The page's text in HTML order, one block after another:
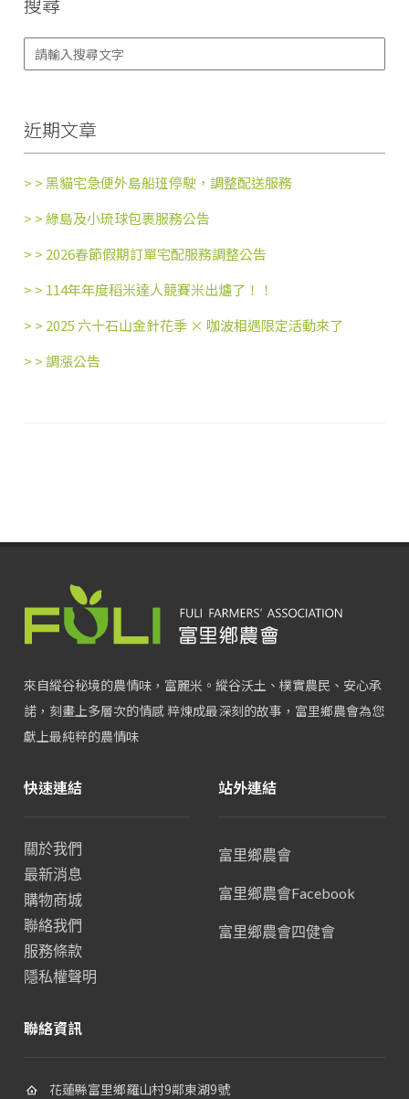
近期文章
> > 黑貓宅急便外島船班停駛，調整配送服務
> >綠島及小琉球包裹服務公告
> > 2026春節假期訂單宅配服務調整公告
> > 114年年度稻米達人競賽米出爐了！！
> > 2025 六十石山金針花季 × 咖波相遇限定活動來了
> >調漲公告
來自縱谷秘境的農情味，富麗米。縱谷沃土、樸實農民、安心承
諾，刻畫上多層次的情感 粹煉成最深刻的故事，富里鄉農會為您
獻上最純粹的農情味
快速連結
關於我們
最新消息
購物商城
聯絡我們
服務條款
隱私權聲明
站外連結
富里鄉農會
富里鄉農會Facebook
富里鄉農會四健會
聯絡資訊
花蓮縣富里鄉羅山村9鄰東湖9號